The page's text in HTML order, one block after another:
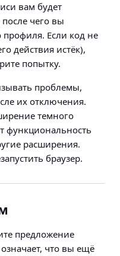
вам будет
чего вы
профиля. Если код не
действия истёк),
попытку.
проблемы,
их отключения.
темного
функциональность
расширения.
браузер.
предложение
что вы ещё